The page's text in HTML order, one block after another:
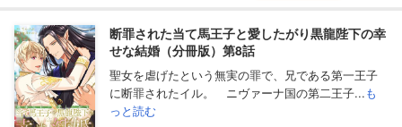
断罪された当て馬王子と愛したがり黒龍陛下の幸
せな結婚（分冊版）第8話
聖女を虐げたという無実の罪で、兄である第一王子
に断罪されたイル。 ニヴァーナ国の第二王子...も
っと読む